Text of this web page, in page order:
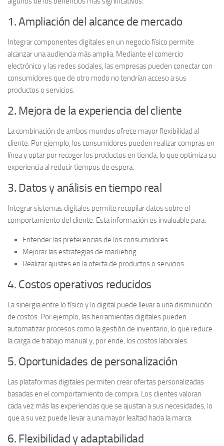
1. Ampliación del alcance de mercado
Integrar componentes digitales en un negocio físico permite
alcanzar una audiencia más amplia. Mediante el comercio
electrónico y las redes sociales, las empresas pueden conectar con
consumidores que de otro modo no tendrían acceso a sus
productos o servicios.
2. Mejora de la experiencia del cliente
La combinación de ambos mundos ofrece mayor flexibilidad al
cliente. Por ejemplo, los consumidores pueden realizar compras en
línea y optar por recoger los productos en tienda, lo que optimiza su
experiencia al reducir tiempos de espera.
3. Datos y análisis en tiempo real
Integrar sistemas digitales permite recopilar datos sobre el
comportamiento del cliente. Esta información es invaluable para:
Entender las preferencias de los consumidores.
Mejorar las estrategias de marketing.
Realizar ajustes en la oferta de productos o servicios.
4. Costos operativos reducidos
La sinergia entre lo físico y lo digital puede llevar a una disminución
de costos. Por ejemplo, las herramientas digitales pueden
automatizar procesos como la gestión de inventario, lo que reduce
la carga de trabajo manual y, por ende, los costos laborales.
5. Oportunidades de personalización
Las plataformas digitales permiten crear ofertas personalizadas
basadas en el comportamiento de compra. Los clientes valoran
cada vez más las experiencias que se ajustan a sus necesidades, lo
que a su vez puede llevar a unamayor lealtad hacia la marca.
6. Flexibilidad y adaptabilidad